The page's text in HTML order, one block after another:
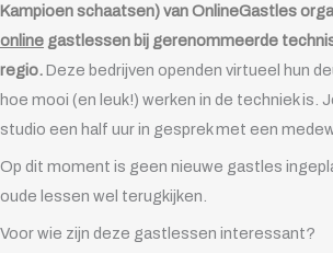
Kampioen schaatsen) van OnlineGastles
online gastlessen bij gerenommeerde
regio.Deze bedrijven openden virtueel hun
hoe mooi (en leuk!) werken in de techniek is.
studio een half uur in gesprek met een
Op dit moment is geen nieuwe gastles
oude lessen wel terugkijken.
Voor wie zijn deze gastlessen interessant?